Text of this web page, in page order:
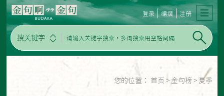
搜关键字
登录 编撰 注册
您的位置： 首页 > 金句榜 > 夏季